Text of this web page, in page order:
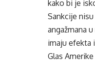
kako bi je
Sankcije
angažmana
imaju efekta
Glas